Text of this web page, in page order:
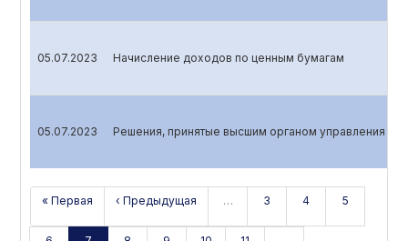
05.07.2023 Начисление доходов по ценным бумагам
05.07.2023 Решения, принятые высшим органом управления
« Первая ‹ Предыдущая … 3 4 5